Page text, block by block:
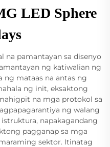
LED Sphere
na pamantayan sa disenyo
ng katiwalian ng
ng mataas na antas ng
ng init, eksaktong
na mga protokol sa
ng walang
napakagandang
pagganap sa mga
sektor. Itinatag